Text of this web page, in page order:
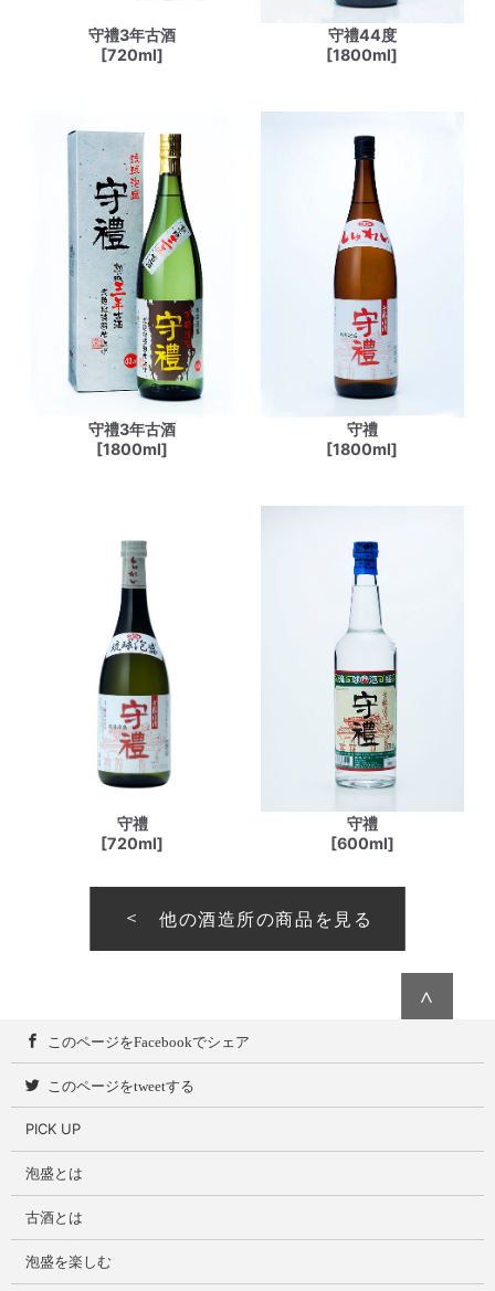
守禮3年古酒
[720ml]
守禮44度
[1800ml]
守禮3年古酒
[1800ml]
守禮
[1800ml]
守禮
[720ml]
守禮
[600ml]
他の酒造所の商品を見る
∧
このページをFacebookでシェア
このページをtweetする
PICK UP
泡盛とは
古酒とは
泡盛を楽しむ